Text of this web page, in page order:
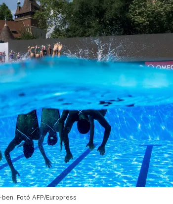
Fotó AFP/Europress